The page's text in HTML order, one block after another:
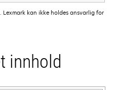
kan ikke holdes ansvarlig for
innhold